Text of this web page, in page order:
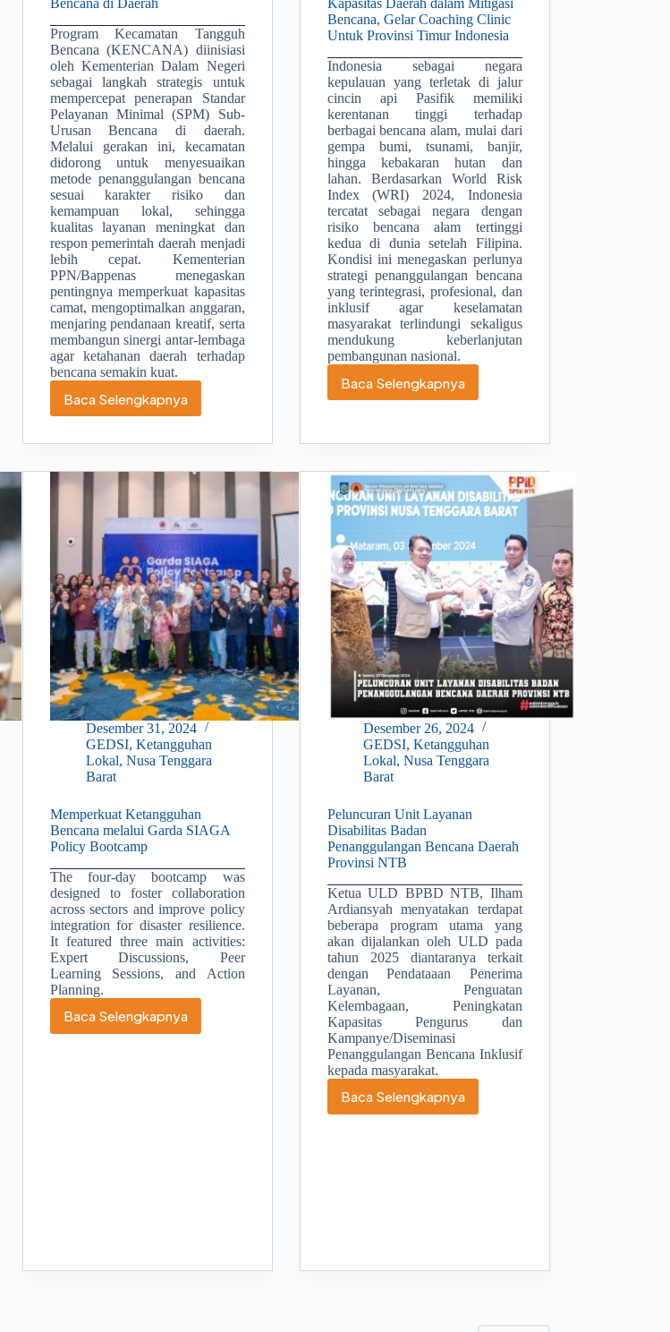
Bencana di Daerah
Program Kecamatan Tangguh
Bencana (KENCANA) diinisiasi
oleh Kementerian Dalam Negeri
sebagai langkah strategis untuk
mempercepat penerapan Standar
Pelayanan Minimal (SPM) Sub-
Urusan Bencana di daerah.
Melalui gerakan ini, kecamatan
didorong untuk menyesuaikan
metode penanggulangan bencana
sesuai karakter risiko dan
kemampuan lokal, sehingga
kualitas layanan meningkat dan
respon pemerintah daerah menjadi
lebih cepat. Kementerian
PPN/Bappenas menegaskan
pentingnya memperkuat kapasitas
camat, mengoptimalkan anggaran,
menjaring pendanaan kreatif, serta
membangun sinergi antar-lembaga
agar ketahanan daerah terhadap
bencana semakin kuat.
Baca Selengkapnya
Kemendagri:
Untuk
Penanggulangan
Daerah
Kapasitas Daerah dalam Mitigasi
Bencana, Gelar Coaching Clinic
Untuk Provinsi Timur Indonesia
Indonesia sebagai negara
kepulauan yang terletak di jalur
cincin api Pasifik memiliki
kerentanan tinggi terhadap
berbagai bencana alam, mulai dari
gempa bumi, tsunami, banjir,
hingga kebakaran hutan dan
lahan. Berdasarkan World Risk
Index (WRI) 2024, Indonesia
tercatat sebagai negara dengan
risiko bencana alam tertinggi
kedua di dunia setelah Filipina.
Kondisi ini menegaskan perlunya
strategi penanggulangan bencana
yang terintegrasi, profesional, dan
inklusif agar keselamatan
masyarakat terlindungi sekaligus
mendukung keberlanjutan
pembangunan nasional.
Baca Selengkapnya
Kemendagri,
BNPB
Kuatkan
Kapasitas
Daerah
Mitigasi
Bencana,
Gelar
Coaching
Clinic
Untuk
Provinsi
Indonesia
Desember 31, 2024
GEDSI, Ketangguhan
Lokal, Nusa Tenggara
Barat
Memperkuat Ketangguhan
Bencana melalui Garda SIAGA
Policy Bootcamp
The four-day bootcamp was
designed to foster collaboration
across sectors and improve policy
integration for disaster resilience.
It featured three main activities:
Expert Discussions, Peer
Learning Sessions, and Action
Planning.
Baca Selengkapnya
Memperkuat
Desember 26, 2024
GEDSI, Ketangguhan
Lokal, Nusa Tenggara
Barat
Peluncuran Unit Layanan
Disabilitas Badan
Penanggulangan Bencana Daerah
Provinsi NTB
Ketua ULD BPBD NTB, Ilham
Ardiansyah menyatakan terdapat
beberapa program utama yang
akan dijalankan oleh ULD pada
tahun 2025 diantaranya terkait
dengan Pendataaan Penerima
Layanan, Penguatan
Kelembagaan, Peningkatan
Kapasitas Pengurus dan
Kampanye/Diseminasi
Penanggulangan Bencana Inklusif
kepada masyarakat.
Baca Selengkapnya
Peluncuran